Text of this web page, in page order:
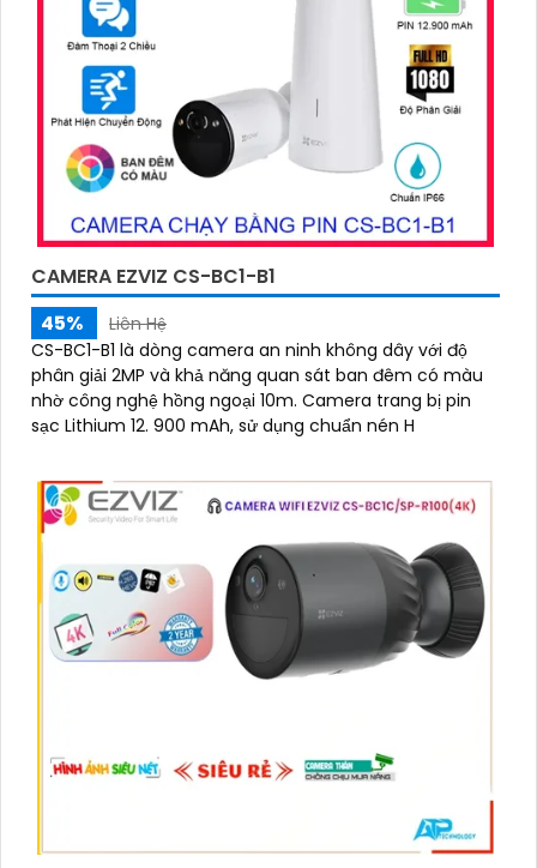
CAMERA EZVIZ CS-BC1-B1
45%
Liên Hệ
CS-BC1-B1 là dòng camera an ninh không dây với độ
phân giải 2MP và khả năng quan sát ban đêm có màu
nhờ công nghệ hồng ngoại 10m. Camera trang bị pin
sạc Lithium 12. 900 mAh, sử dụng chuẩn nén H